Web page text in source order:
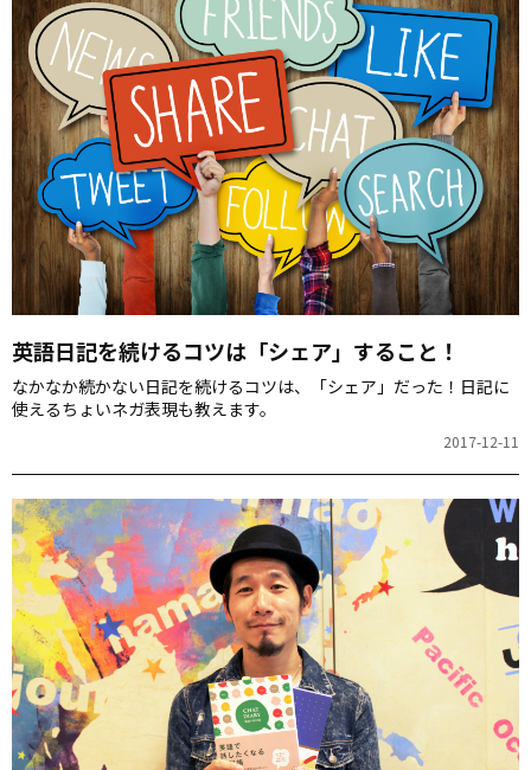
英語日記を続けるコツは「シェア」すること！
なかなか続かない日記を続けるコツは、「シェア」だった！日記に
使えるちょいネガ表現も教えます。
2017-12-11